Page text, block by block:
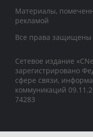
Материалы,
рекламой
Все права защищены
Сетевое издание
зарегистрировано
сфере связи,
коммуникаций
74283